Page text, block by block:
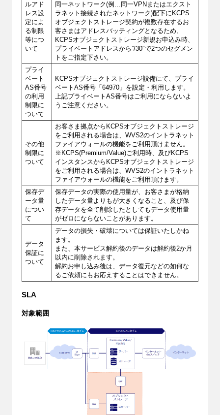
ルアド
レス設
定によ
る制限
等につ
いて
同一ネットワーク(例…同一VPNまたはエクスト
ラネット接続されたネットワーク)配下にKCPS
オブジェクトストレージ契約が複数存在するお
客さまはアドレスバッティングとなるため、
KCPSオブジェクトストレージ新規お申込み時、
プライベートアドレスから”/30″で2つのセグメン
トをご指定下さい。
プライ
ベート
AS番号
の利用
制限に
ついて
KCPSオブジェクトストレージ設備にて、プライ
ベートAS番号「64970」を設定・利用します。
上記プライベートAS番号はご利用にならないよ
うご注意ください。
その他
制限に
ついて
お客さま拠点からKCPSオブジェクトストレージ
をご利用される場合は、WVS2のイントラネット
ファイアウォールの機能をご利用頂けません。
※KCPS(Premium/Value)ご利用時、及びKCPS
インスタンスからKCPSオブジェクトストレージ
をご利用される場合は、WVS2のイントラネット
ファイアウォールの機能をご利用頂けます。
保存デ
ータ量
につい
て
保存データの実際の使用量が、お客さまが格納
したデータ量よりもが大きくなること、及び保
存データを全て削除したとしてもデータ使用量
がゼロにならないことがあります。
データ
保証に
ついて
データの損失・破壊については保証いたしかね
ます。
また、本サービス解約後のデータは解約後2か月
以内に削除されます。
解約お申し込み後は、データ復元などの如何な
るご依頼にもお応えすることはできません。
SLA
対象範囲